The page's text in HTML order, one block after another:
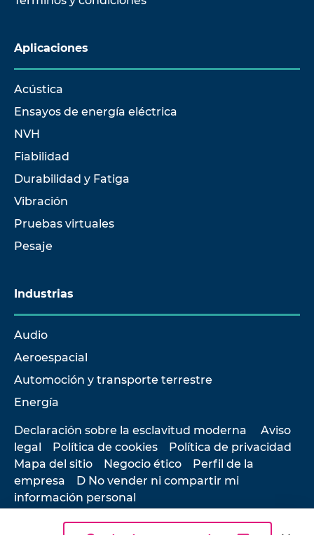
Aplicaciones
Acústica
Ensayos de energía eléctrica
NVH
Fiabilidad
Durabilidad y Fatiga
Vibración
Pruebas virtuales
Pesaje
Industrias
Audio
Aeroespacial
Automoción y transporte terrestre
Energía
Declaración sobre la esclavitud moderna
Aviso
legal
Política de cookies
Política de privacidad
Mapa del sitio
Negocio ético
Perfil de la
empresa
D No vender ni compartir mi
información personal